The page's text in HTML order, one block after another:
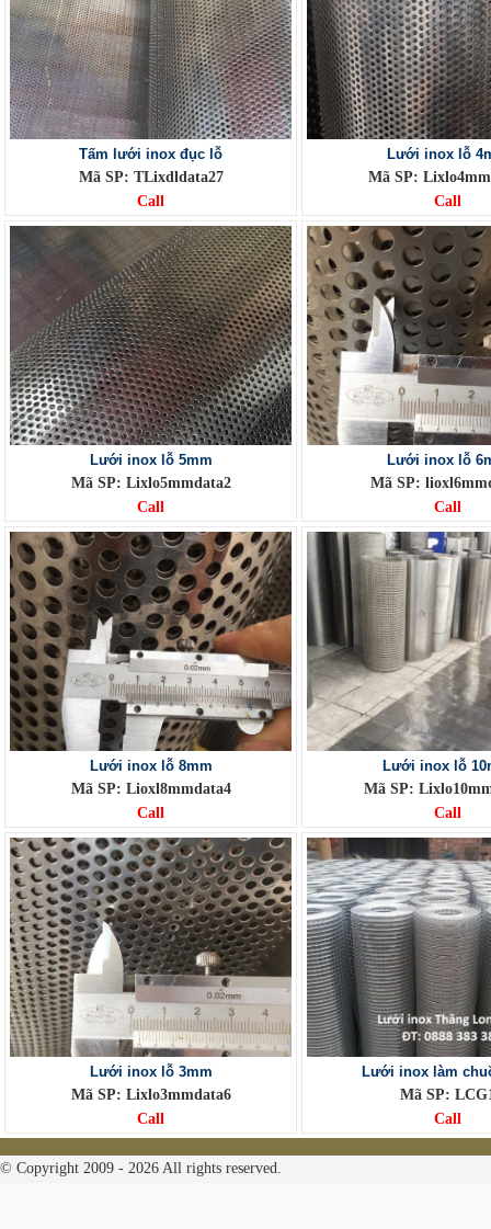
Tấm lưới inox đục lỗ
Mã SP: TLixdldata27
Call
Lưới inox lỗ
Mã SP:
Call
Lưới inox lỗ 5mm
Mã SP: Lixlo5mmdata2
Call
Lưới inox lỗ
Mã SP:
Call
Lưới inox lỗ 8mm
Mã SP: Lioxl8mmdata4
Call
Lưới inox lỗ
Mã SP:
Call
Lưới inox lỗ 3mm
Mã SP: Lixlo3mmdata6
Call
Lưới inox làm
Mã SP:
Call
© Copyright 2009 - 2026 All rights reserved.